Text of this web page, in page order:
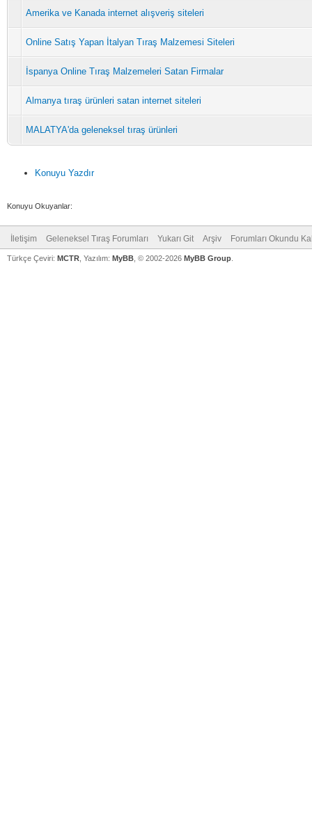
Amerika ve Kanada internet alışveriş siteleri
Online Satış Yapan İtalyan Tıraş Malzemesi Siteleri
İspanya Online Tıraş Malzemeleri Satan Firmalar
Almanya tıraş ürünleri satan internet siteleri
MALATYA'da geleneksel tıraş ürünleri
Konuyu Yazdır
Konuyu Okuyanlar:
İletişim Geleneksel Tıraş Forumları Yukarı Git Arşiv Forumları Okundu
Türkçe Çeviri: MCTR , Yazılım: MyBB , © 2002-2026 MyBB Group